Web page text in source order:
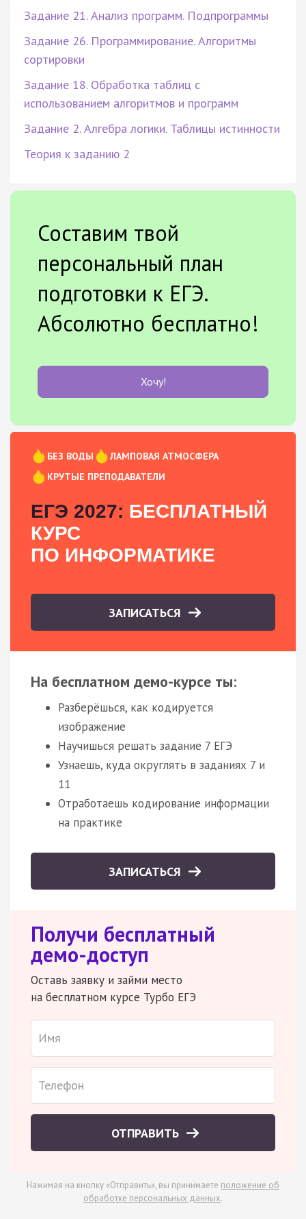
Задание 21. Анализ программ. Подпрограммы
Задание 26. Программирование. Алгоритмы
сортировки
Задание 18. Обработка таблиц с
использованием алгоритмов и программ
Задание 2. Алгебра логики. Таблицы истинности
Теория к заданию 2
Составим твой
персональный план
подготовки к ЕГЭ.
Абсолютно бесплатно!
Хочу!
БЕЗ ВОДЫ
ЛАМПОВАЯ АТМОСФЕРА
КРУТЫЕ ПРЕПОДАВАТЕЛИ
ЕГЭ 2027: БЕСПЛАТНЫЙ
КУРС
ПО ИНФОРМАТИКЕ
ЗАПИСАТЬСЯ
На бесплатном демо-курсе ты:
Разберёшься, как кодируется
изображение
Научишься решать задание 7 ЕГЭ
Узнаешь, куда округлять в заданиях 7 и
11
Отработаешь кодирование информации
на практике
ЗАПИСАТЬСЯ
Получи бесплатный
демо-доступ
Оставь заявку и займи место
на бесплатном курсе Турбо ЕГЭ
ОТПРАВИТЬ
Нажимая на кнопку «Отправить», вы принимаете положение об
обработке персональных данных.